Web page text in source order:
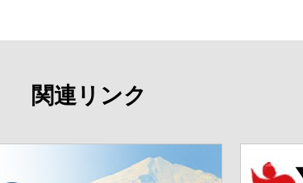
関連リンク